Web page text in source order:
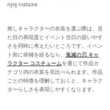
njoj nalaze.
推しキャラクターの衣装を選ぶ際は、見
た目の再現度とイベント当日の扱いやす
さを同時に考えたいところです。イベン
ト前に候補を絞るなら、
鬼滅の刃 キャ
ラクター コスチュームを通じて作品カ
テゴリ内の衣装を見比べられます。作品
ごとの特徴を理解しておくと、キャラク
ターらしさを表現しやすくなります。